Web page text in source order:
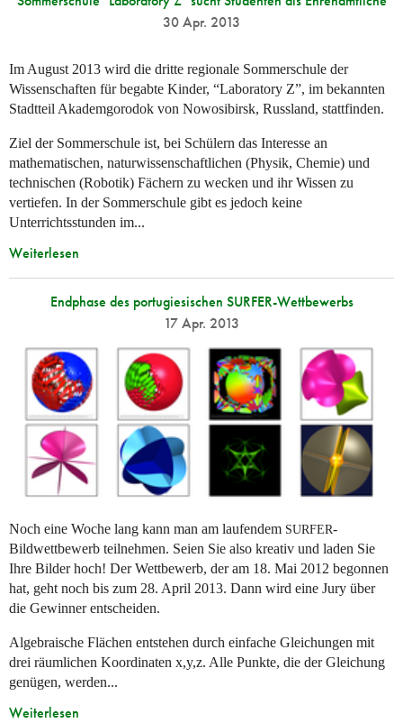
30 Apr. 2013
Im August 2013 wird die dritte regionale Sommerschule der
Wissenschaften für begabte Kinder, “Laboratory Z”, im bekannten
Stadtteil Akademgorodok von Nowosibirsk, Russland, stattfinden.
Ziel der Sommerschule ist, bei Schülern das Interesse an
mathematischen, naturwissenschaftlichen (Physik, Chemie) und
technischen (Robotik) Fächern zu wecken und ihr Wissen zu
vertiefen. In der Sommerschule gibt es jedoch keine
Unterrichtsstunden im...
Weiterlesen
Endphase des portugiesischen SURFER-Wettbewerbs
17 Apr. 2013
Noch eine Woche lang kann man am laufendem SURFER-
Bildwettbewerb teilnehmen. Seien Sie also kreativ und laden Sie
Ihre Bilder hoch! Der Wettbewerb, der am 18. Mai 2012 begonnen
hat, geht noch bis zum 28. April 2013. Dann wird eine Jury über
die Gewinner entscheiden.
Algebraische Flächen entstehen durch einfache Gleichungen mit
drei räumlichen Koordinaten x,y,z. Alle Punkte, die der Gleichung
genügen, werden...
Weiterlesen